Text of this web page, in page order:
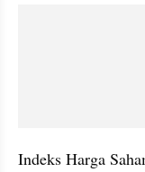
Indeks Harga